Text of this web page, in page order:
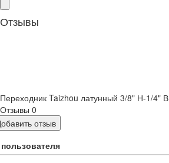
Отзывы
Переходник Taizhou латунный 3/8" Н-1/4" В
Отзывы 0
отзыв